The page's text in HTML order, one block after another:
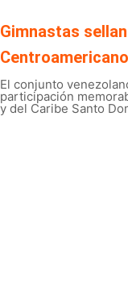
Gimnastas
El conjunto
participación
y del Caribe Santo